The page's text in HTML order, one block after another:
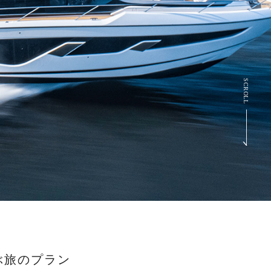
SCROLL
のプラン